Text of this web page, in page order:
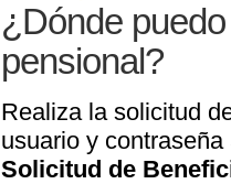
¿Dónde
pensional?
Realiza la solicitud
usuario y
Solicitud de